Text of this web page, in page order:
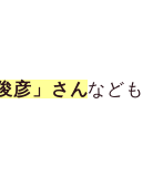
彦」さんなども